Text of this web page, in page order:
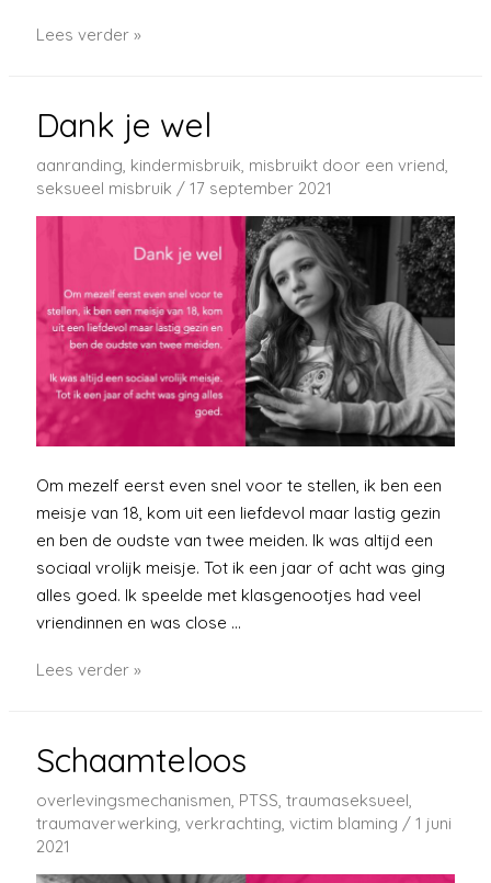
Ik
geloofd
Lees verder »
Dank je wel
aanranding, kindermisbruik, misbruikt door een vriend,
seksueel misbruik /17 september 2021
Om mezelf eerst even snel voor te stellen, ik ben een
meisje van 18, kom uit een liefdevol maar lastig gezin
en ben de oudste van twee meiden. Ik was altijd een
sociaal vrolijk meisje. Tot ik een jaar of acht was ging
alles goed. Ik speelde met klasgenootjes had veel
vriendinnen en was close …
Dank
Lees verder »
Schaamteloos
overlevingsmechanismen, PTSS,traumaseksueel,
traumaverwerking,verkrachting,victim blaming /1 juni
2021